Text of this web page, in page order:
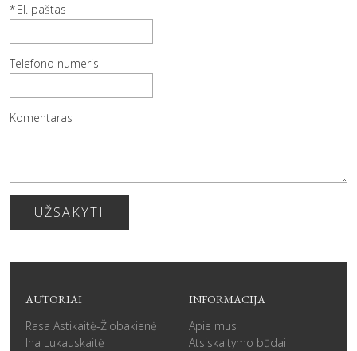
El. paštas
Telefono numeris
Komentaras
UŽSAKYTI
AUTORIAI
Rasa Astikaitė-Žiobakienė
Ina Lukauskaitė
INFORMACIJA
Apie mus
Atsiskaitymo būdai